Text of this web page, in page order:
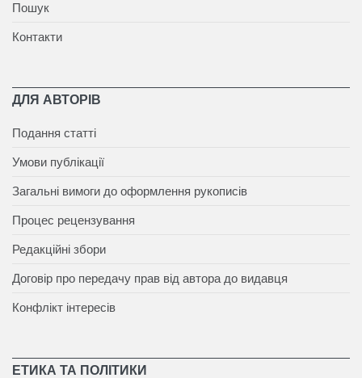
Пошук
Контакти
ДЛЯ АВТОРІВ
Подання статті
Умови публікації
Загальні вимоги до оформлення рукописів
Процес рецензування
Редакційні збори
Договір про передачу прав від автора до видавця
Конфлікт інтересів
ЕТИКА ТА ПОЛІТИКИ